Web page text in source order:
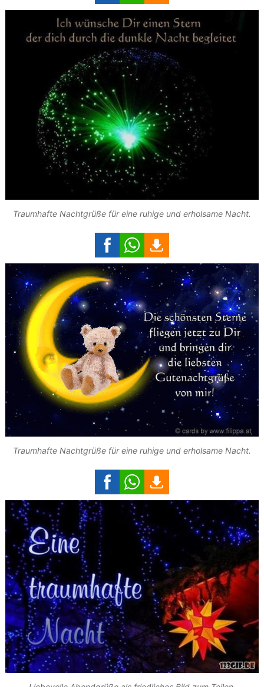
Traumhafte Nachtgrüße für eine ruhige und erholsame Nacht.
Traumhafte Nachtgrüße für eine ruhige und erholsame Nacht.